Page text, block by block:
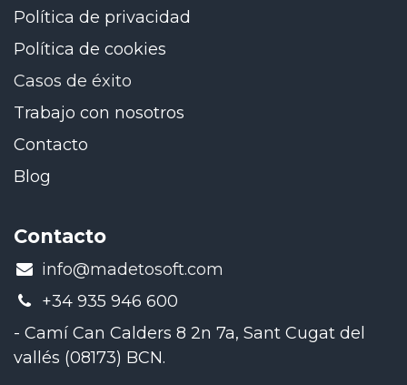
Política de privacidad
Política de cookies
Casos de éxito
Trabajo con nosotros
Contacto
Blog
Contacto
​info@madetosoft.com
+34 935 946 600
- Camí Can Calders 8 2n 7a, Sant Cugat del
vallés (08173) BCN.